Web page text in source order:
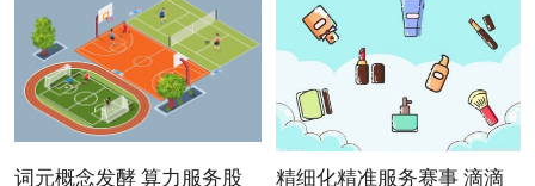
词元概念发酵 算力服务股
精细化精准服务赛事 滴滴